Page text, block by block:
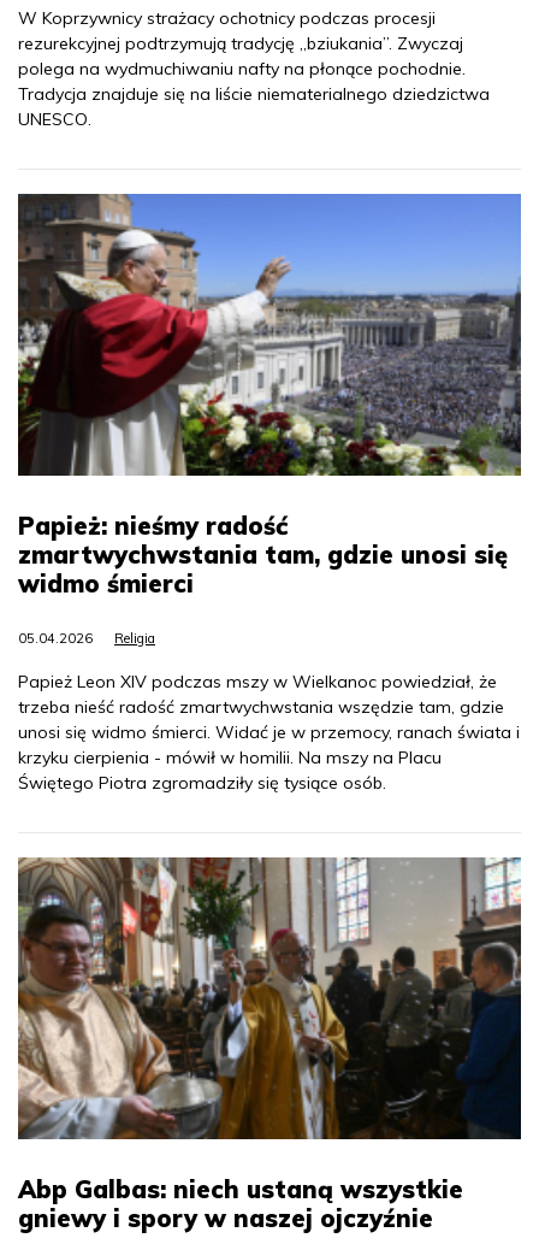
W Koprzywnicy strażacy ochotnicy podczas procesji
rezurekcyjnej podtrzymują tradycję „bziukania”. Zwyczaj
polega na wydmuchiwaniu nafty na płonące pochodnie.
Tradycja znajduje się na liście niematerialnego dziedzictwa
UNESCO.
Papież: nieśmy radość
zmartwychwstania tam, gdzie unosi się
widmo śmierci
05.04.2026 Religia
Papież Leon XIV podczas mszy w Wielkanoc powiedział, że
trzeba nieść radość zmartwychwstania wszędzie tam, gdzie
unosi się widmo śmierci. Widać je w przemocy, ranach świata i
krzyku cierpienia - mówił w homilii. Na mszy na Placu
Świętego Piotra zgromadziły się tysiące osób.
Abp Galbas: niech ustaną wszystkie
gniewy i spory w naszej ojczyźnie